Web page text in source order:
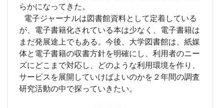
らかになってきた。
電子ジャーナルは図書館資料として定着している
が、電子書籍化されている本は少なく、電子書籍は
まだ発展途上でもある。今後、大学図書館は、紙媒
体と電子書籍の収書方針を明確にし、利用者のニー
ズにどこまで対応し、どのような利用環境を作り、
サービスを展開していけばよいのかを２年間の調査
研究活動の中で探っていきたい。